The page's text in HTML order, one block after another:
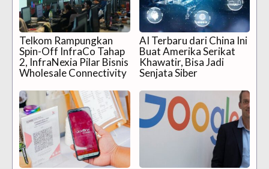
Telkom Rampungkan
Spin-Off InfraCo Tahap
2, InfraNexia Pilar Bisnis
Wholesale Connectivity
AI Terbaru dari China Ini
Buat Amerika Serikat
Khawatir, Bisa Jadi
Senjata Siber